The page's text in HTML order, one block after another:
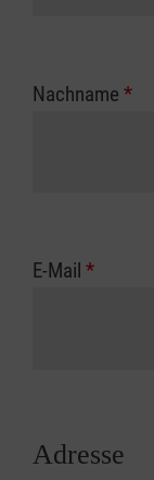
Nachname *
E-Mail *
Adresse